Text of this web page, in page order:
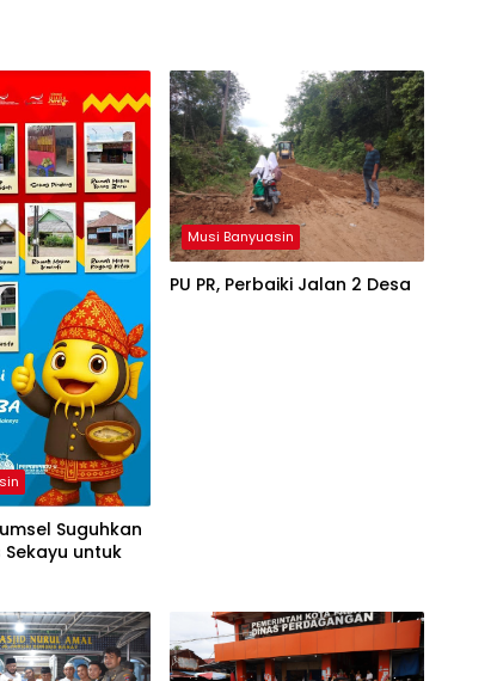
Suguhkan
Sekayu untuk
Musi Banyuasin
PU PR, Perbaiki Jalan 2 Desa